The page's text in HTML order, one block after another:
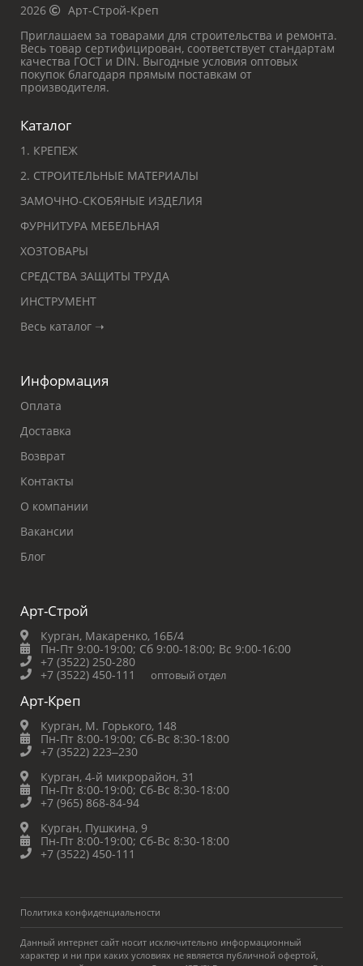
2026
Арт-Строй-Креп
Приглашаем за товарами для строительства и ремонта.
Весь товар сертифицирован, соответствует стандартам
качества ГОСТ и DIN. Выгодные условия оптовых
покупок благодаря прямым поставкам от
производителя.
Каталог
1. КРЕПЕЖ
2. СТРОИТЕЛЬНЫЕ МАТЕРИАЛЫ
ЗАМОЧНО-СКОБЯНЫЕ ИЗДЕЛИЯ
ФУРНИТУРА МЕБЕЛЬНАЯ
ХОЗТОВАРЫ
СРЕДСТВА ЗАЩИТЫ ТРУДА
ИНСТРУМЕНТ
Весь каталог ➝
Информация
Оплата
Доставка
Возврат
Контакты
О компании
Вакансии
Блог
Арт-Строй
Курган, Макаренко, 16Б/4
Пн-Пт 9:00-19:00; Сб 9:00-18:00; Вс 9:00-16:00
+7 (3522) 250-280
+7 (3522) 450-111
оптовый отдел
Арт-Креп
Курган, М. Горького, 148
Пн-Пт 8:00-19:00; Сб-Вс 8:30-18:00
+7 (3522) 223‒230
Курган, 4-й микрорайон, 31
Пн-Пт 8:00-19:00; Сб-Вс 8:30-18:00
+7 (965) 868-84-94
Курган, Пушкина, 9
Пн-Пт 8:00-19:00; Сб-Вс 8:30-18:00
+7 (3522) 450-111
Политика конфиденциальности
Данный интернет сайт носит исключительно информационный
характер и ни при каких условиях не является публичной офертой,